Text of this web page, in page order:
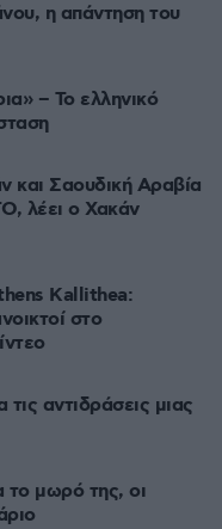
η απάντηση του
– Το ελληνικό
και Σαουδική Αραβία
λέει ο Χακάν
Kallithea:
στο
αντιδράσεις μιας
το μωρό της, οι